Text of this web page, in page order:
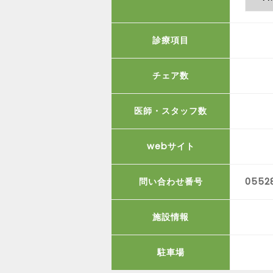
診療項目
チェア数
医師・スタッフ数
webサイト
問い合わせ番号
施設情報
駐車場